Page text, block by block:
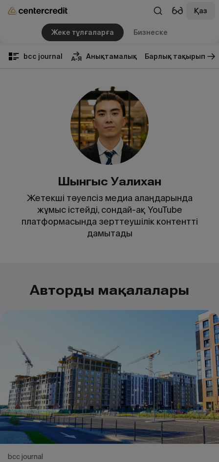
Қаз
Жеке тұлғаларға Бизнеске
bcc journal Анықтамалық Барлық тақырып
Шынгыс Уалихан
Жетекші тәуелсіз медиа алаңдарында
жұмыс істейді, сондай-ақ YouTube
платформасында зерттеушілік контентті
дамытады
Автордың мақалалары
bcc journal